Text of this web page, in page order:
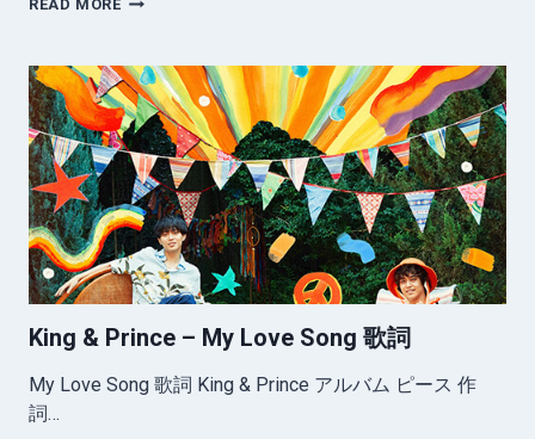
READ MORE
–
MAGIC
WORD
歌
詞
King & Prince – My Love Song 歌詞
My Love Song 歌詞 King & Prince アルバム ピース 作
詞…